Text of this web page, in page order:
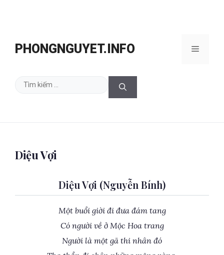
PHONGNGUYET.INFO Menu
Tìm
Diệu Vợi
Diệu Vợi (Nguyễn Bính)
Một buổi giời đi đưa đám tang
Có người về ở Mộc Hoa trang
Người là một gã thi nhân đó